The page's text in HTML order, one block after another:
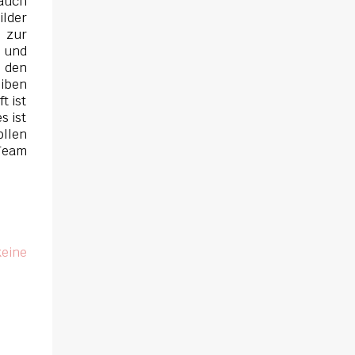
zur
ist
ist